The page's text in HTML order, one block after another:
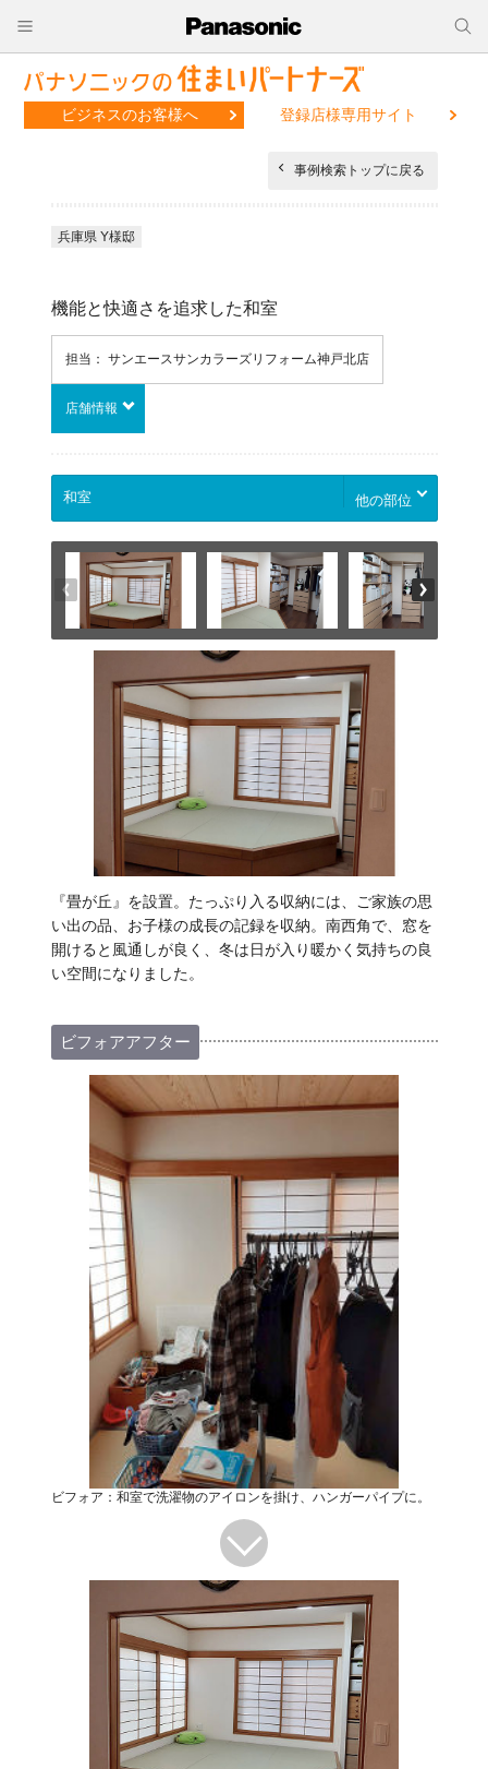
ビジネスのお客様へ 登録店様専用サイト
事例検索トップに戻る
兵庫県 Y様邸
機能と快適さを追求した和室
担当： サンエースサンカラーズリフォーム神戸北店
店舗情報
他の部位
『畳が丘』を設置。たっぷり入る収納には、ご家族の思
い出の品、お子様の成長の記録を収納。南西角で、窓を
開けると風通しが良く、冬は日が入り暖かく気持ちの良
い空間になりました。
ビフォアアフター
ビフォア：和室で洗濯物のアイロンを掛け、ハンガーパイプに。